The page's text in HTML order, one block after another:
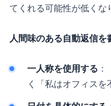
てくれる可能性が低くな
人間味のある自動返信を
一人称を使用する
く「私はオフィスを